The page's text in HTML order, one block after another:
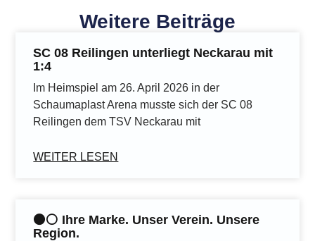
Weitere Beiträge
SC 08 Reilingen unterliegt Neckarau mit
1:4
Im Heimspiel am 26. April 2026 in der
Schaumaplast Arena musste sich der SC 08
Reilingen dem TSV Neckarau mit
WEITER LESEN
⚫️⚪️ Ihre Marke. Unser Verein. Unsere
Region.